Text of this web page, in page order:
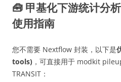
🧰 甲基化下游统计分
使用指南
您不需要 Nextflow 封装，以下是
tools) ，可直接用于 modkit
TRANSIT：